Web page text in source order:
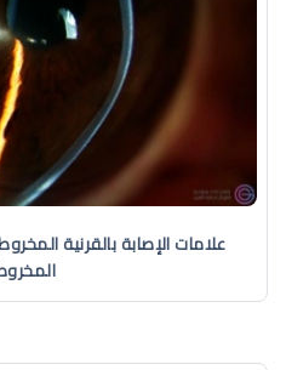
علامات الإصابة بالقرنية